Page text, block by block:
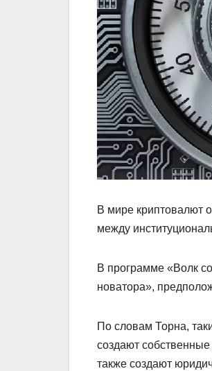
В мире криптовалют
между
В программе «Волк
новатора»,
По словам Торна,
создают
также создают